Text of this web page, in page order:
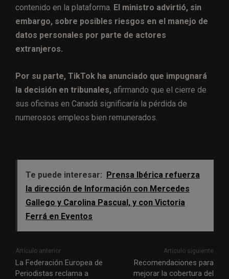
contenido en la plataforma. El ministro advirtió, sin
embargo, sobre posibles riesgos en el manejo de
datos personales por parte de actores
extranjeros.
Por su parte, TikTok ha anunciado que impugnará
la decisión en tribunales, afirmando que el cierre de
sus oficinas en Canadá significaría la pérdida de
numerosos empleos bien remunerados.
Te puede interesar: Prensa Ibérica refuerza
la dirección de Información con Mercedes
Gallego y Carolina Pascual, y con Victoria
Ferrá en Eventos
Artículo anterior
La Federación Europea de
Periodistas reclama a
Artículo siguiente
Recomendaciones para
mejorar la cobertura del